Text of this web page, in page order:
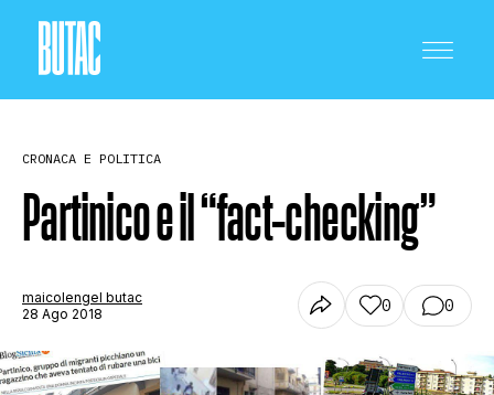
SCIENZA E TECNOLOGIA
CRONACA E POLITICA
Partinico e il “fact-checking”
maicolengel butac
28 Ago 2018
0 0